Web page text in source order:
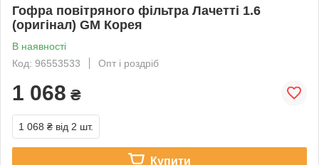
Гофра повітряного фільтра Лачетті 1.6
(оригінал) GM Корея
В наявності
Код: 96553533
Опт і роздріб
1 068 ₴
1 068 ₴ від 2 шт.
Купити